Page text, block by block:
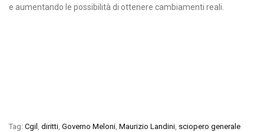
e aumentando le possibilità di ottenere cambiamenti reali.
Tag: Cgil , diritti, Governo Meloni, Maurizio Landini, sciopero generale